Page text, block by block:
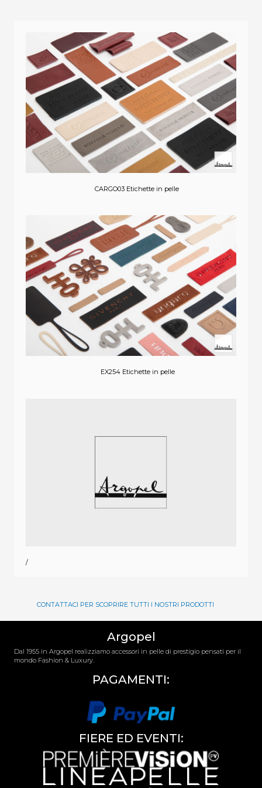
CARGO03 Etichette in pelle
EX254 Etichette in pelle
/
CONTATTACI PER SCOPRIRE TUTTI I NOSTRI PRODOTTI
Argopel
Dal 1955 in Argopel realizziamo accessori in pelle di prestigio pensati per il
mondo Fashion & Luxury.
PAGAMENTI:
FIERE ED EVENTI: